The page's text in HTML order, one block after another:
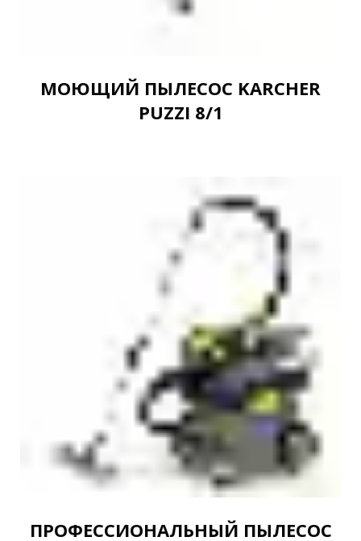
МОЮЩИЙ ПЫЛЕСОС KARCHER
PUZZI 8/1
ПРОФЕССИОНАЛЬНЫЙ ПЫЛЕСОС